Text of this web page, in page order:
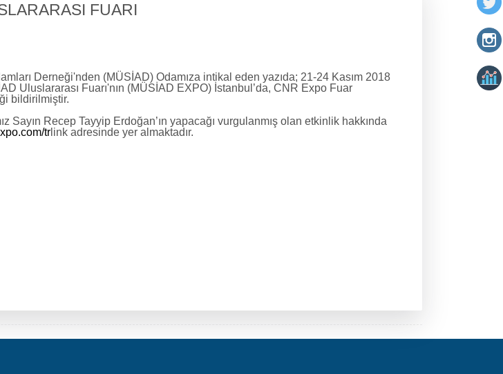
FUARI
Derneği'nden (MÜSİAD) Odamıza intikal eden yazıda; 21-24 Kasım 2018
Uluslararası Fuarı'nın (MÜSİAD EXPO) İstanbul’da, CNR Expo Fuar
bildirilmiştir.
Sayın Recep Tayyip Erdoğan’ın yapacağı vurgulanmış olan etkinlik hakkında
tr link adresinde yer almaktadır.